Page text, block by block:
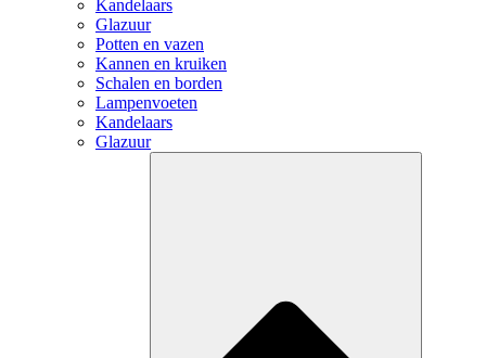
Kandelaars
Glazuur
Potten en vazen
Kannen en kruiken
Schalen en borden
Lampenvoeten
Kandelaars
Glazuur